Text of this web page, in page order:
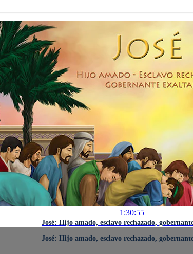
1:30:55
José: Hijo amado, esclavo rechazado,
José: Hijo amado, esclavo rechazado,